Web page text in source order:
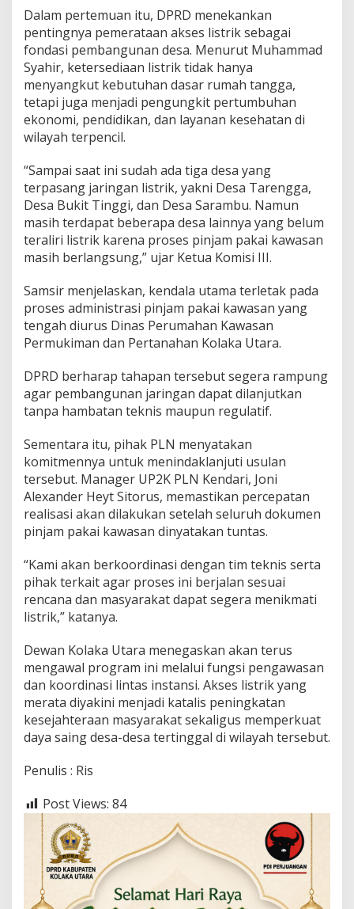
h
S
u
d
a
h
T
e
r
s
n
g
Dalam pertemuan itu, DPRD menekankan
pentingnya pemerataan akses listrik sebagai
fondasi pembangunan desa. Menurut Muhammad
Syahir, ketersediaan listrik tidak hanya
menyangkut kebutuhan dasar rumah tangga,
tetapi juga menjadi pengungkit pertumbuhan
ekonomi, pendidikan, dan layanan kesehatan di
wilayah terpencil.
“Sampai saat ini sudah ada tiga desa yang
terpasang jaringan listrik, yakni Desa Tarengga,
Desa Bukit Tinggi, dan Desa Sarambu. Namun
masih terdapat beberapa desa lainnya yang belum
teraliri listrik karena proses pinjam pakai kawasan
masih berlangsung,” ujar Ketua Komisi III.
Samsir menjelaskan, kendala utama terletak pada
proses administrasi pinjam pakai kawasan yang
tengah diurus Dinas Perumahan Kawasan
Permukiman dan Pertanahan Kolaka Utara.
DPRD berharap tahapan tersebut segera rampung
agar pembangunan jaringan dapat dilanjutkan
tanpa hambatan teknis maupun regulatif.
Sementara itu, pihak PLN menyatakan
komitmennya untuk menindaklanjuti usulan
tersebut. Manager UP2K PLN Kendari, Joni
Alexander Heyt Sitorus, memastikan percepatan
realisasi akan dilakukan setelah seluruh dokumen
pinjam pakai kawasan dinyatakan tuntas.
“Kami akan berkoordinasi dengan tim teknis serta
pihak terkait agar proses ini berjalan sesuai
rencana dan masyarakat dapat segera menikmati
listrik,” katanya.
Dewan Kolaka Utara menegaskan akan terus
mengawal program ini melalui fungsi pengawasan
dan koordinasi lintas instansi. Akses listrik yang
merata diyakini menjadi katalis peningkatan
kesejahteraan masyarakat sekaligus memperkuat
daya saing desa-desa tertinggal di wilayah tersebut.
Penulis : Ris
Post Views: 84